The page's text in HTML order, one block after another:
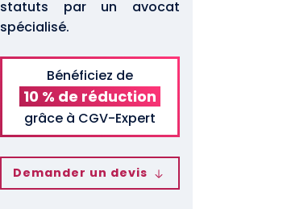
statuts par un avocat
spécialisé.
Bénéficiez de
10 % de réduction
grâce à CGV-Expert
Demander un devis